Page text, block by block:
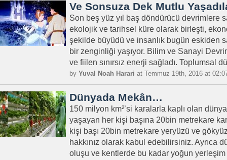
Ve Sonsuza Dek Mutlu
Son beş yüz yıl baş döndürücü devrimlere
ekolojik ve tarihsel küre olarak birleşti,
şekilde büyüdü ve insanlık bugün eskiden
bir zenginliği yaşıyor. Bilim ve Sanayi
ve fiilen sınırsız enerji sağladı. Toplumsal
by Yuval Noah Harari at Temmuz 19th, 2016 at
Dünyada Mekân…
150 milyon km²’si karalarla kaplı olan
yaşayan her kişi başına 20bin metrekare
kişi başı 20bin metrekare yeryüzü ve
hakkınız olarak kabul edebilirsiniz. Ayrıca
oluşu ve kentlerde bu kadar yoğun